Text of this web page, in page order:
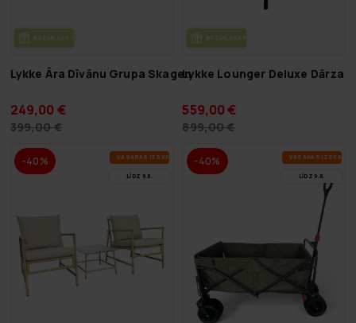
BEZ­MAK­SAS PIE­GĀ­DE
Lykke Āra Dīvānu Grupa Skagen
249,00 €
399,00 €
BEZ­MAK­SAS PIE­GĀ­DE
Lykke Lounger Deluxe Dārza
559,00 €
899,00 €
-40% VA­SA­RAS IZ­SKA­ŅA
LĪDZ 9.8.
-40% VA­SA­RAS IZ­SKA­ŅA
LĪDZ 9.8.